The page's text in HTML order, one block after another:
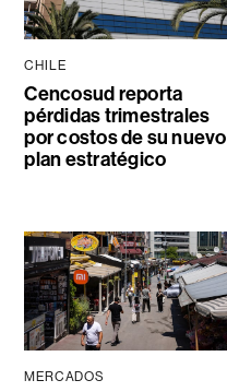
CHILE
Cencosud reporta
pérdidas trimestrales
por costos de su nuevo
plan estratégico
MERCADOS